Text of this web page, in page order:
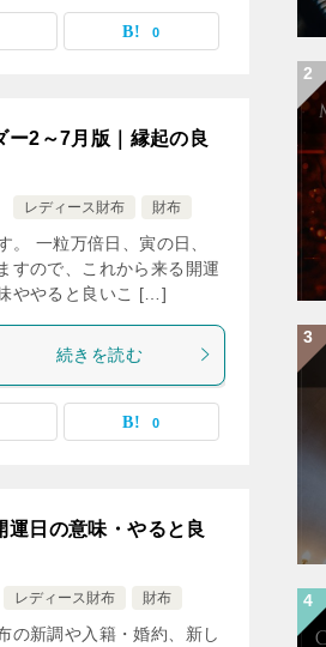
0
ー2～7月版｜縁起の良
レディース財布 財布
一粒万倍日、寅の日、
すので、これから来る開運
ややると良いこ […]
続きを読む
0
運日の意味・やると良
レディース財布 財布
の新調や入籍・婚約、新し